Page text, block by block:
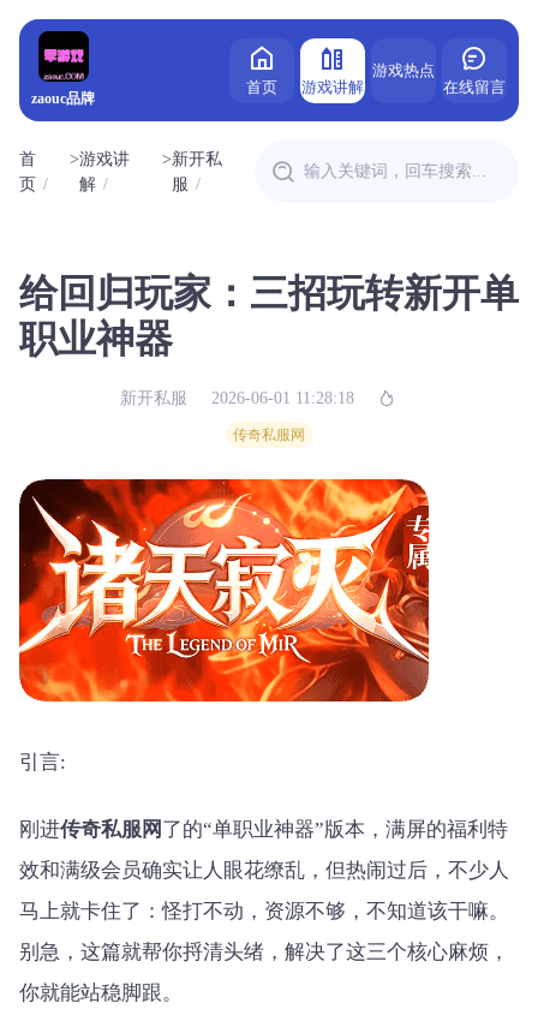
zaouc品牌
首页 游戏讲解
游戏热点
在线留言
首
页
>游戏讲
解
>新开私
服
给回归玩家：三招玩转新开单
职业神器
新开私服 2026-06-01 11:28:18
传奇私服网
引言:
刚进传奇私服网 了的“单职业神器”版本，满屏的福利特
效和满级会员确实让人眼花缭乱，但热闹过后，不少人
马上就卡住了：怪打不动，资源不够，不知道该干嘛。
别急，这篇就帮你捋清头绪，解决了这三个核心麻烦，
你就能站稳脚跟。